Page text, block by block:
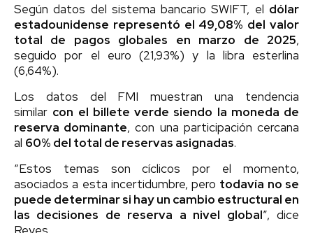
Según datos del sistema bancario SWIFT, el dólar
estadounidense representó el 49,08% del valor
total de pagos globales en marzo de 2025,
seguido por el euro (21,93%) y la libra esterlina
(6,64%).
Los datos del FMI muestran una tendencia
similar con el billete verde siendo la moneda de
reserva dominante, con una participación cercana
al 60% del total de reservas asignadas.
“Estos temas son cíclicos por el momento,
asociados a esta incertidumbre, pero todavía no se
puede determinar si hay un cambio estructural en
las decisiones de reserva a nivel global”, dice